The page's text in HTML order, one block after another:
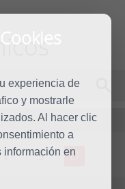
experiencia de
y mostrarle
Al hacer clic
a
información en
V S D